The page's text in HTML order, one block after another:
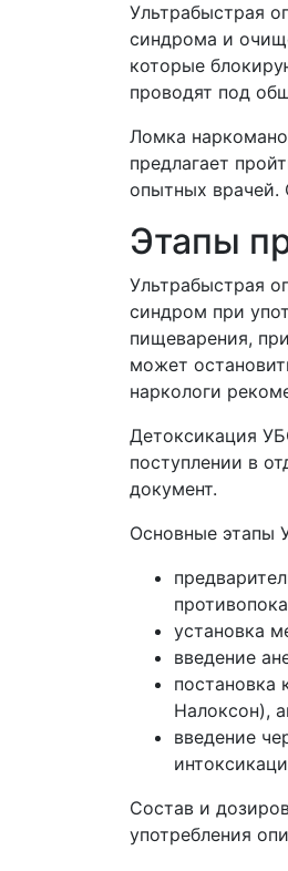
Ультрабыстрая
синдрома и
которые
проводят под
Ломка
предлагает
опытных врачей.
Этапы
Ультрабыстрая
синдром при
пищеварения,
может
наркологи
Детоксикация
поступлении в
документ.
Основные этапы
установка
введение
постановка
Налоксон),
введение
Состав и
употребления